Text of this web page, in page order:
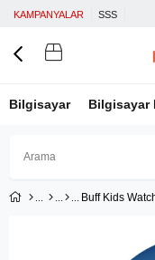
KAMPANYALAR SSS
Bilgisayar Bilgisayar